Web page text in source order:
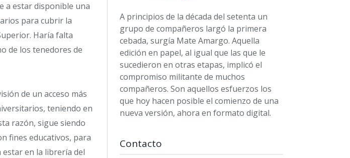
a estar disponible una
para cubrir la
Haría falta
de los tenedores de
de un acceso más
teniendo en
razón, sigue siendo
fines educativos, para
en la librería del
A principios de la década del setenta un
grupo de compañeros largó la primera
cebada, surgía Mate Amargo. Aquella
edición en papel, al igual que las que le
sucedieron en otras etapas, implicó el
compromiso militante de muchos
compañeros. Son aquellos esfuerzos los
que hoy hacen posible el comienzo de una
nueva versión, ahora en formato digital.
Contacto